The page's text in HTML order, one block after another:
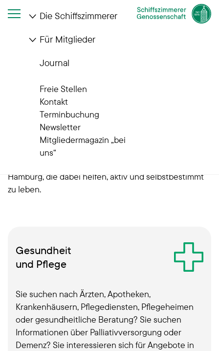
Die Schiffszimmerer
Für Mitglieder
Journal
Freie Stellen
Kontakt
Terminbuchung
Newsletter
Mitgliedermagazin „bei
uns“
Startseite
aktiv-selbstbestimmt
selbstbestimmt leben
Dieser ONLINE-WEGWEISER bündelt viele hilfreiche
Web-Links zu Organisationen, Institutionen und
Hamburg, die dabei helfen, aktiv und selbstbestimmt
zu leben.
Gesundheit
und Pflege
Sie suchen nach Ärzten, Apotheken,
Krankenhäusern, Pflegediensten, Pflegeheimen
oder gesundheitliche Beratung? Sie suchen
Informationen über Palliativversorgung oder
Demenz? Sie interessieren sich für Angebote in